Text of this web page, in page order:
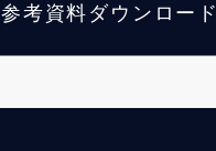
参考資料ダウンロード